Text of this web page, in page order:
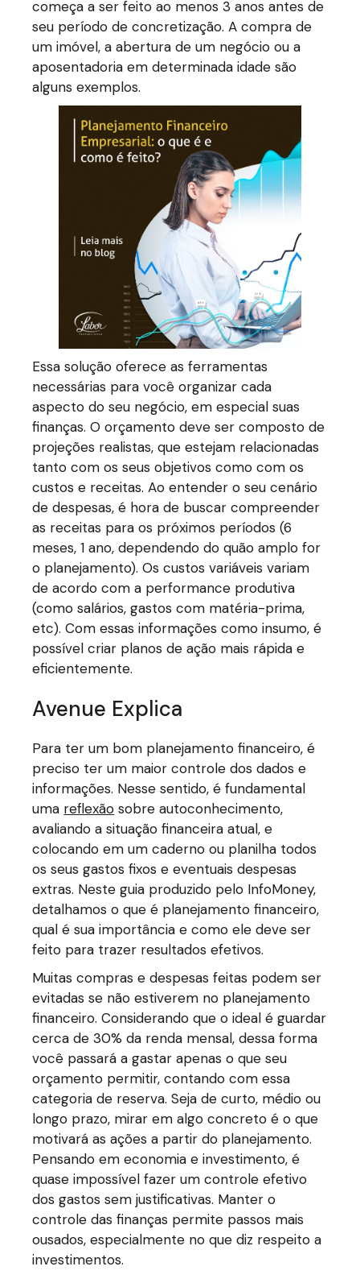
começa a ser feito ao menos 3 anos antes de
seu período de concretização. A compra de
um imóvel, a abertura de um negócio ou a
aposentadoria em determinada idade são
alguns exemplos.
Essa solução oferece as ferramentas
necessárias para você organizar cada
aspecto do seu negócio, em especial suas
finanças. O orçamento deve ser composto de
projeções realistas, que estejam relacionadas
tanto com os seus objetivos como com os
custos e receitas. Ao entender o seu cenário
de despesas, é hora de buscar compreender
as receitas para os próximos períodos (6
meses, 1 ano, dependendo do quão amplo for
o planejamento). Os custos variáveis variam
de acordo com a performance produtiva
(como salários, gastos com matéria-prima,
etc). Com essas informações como insumo, é
possível criar planos de ação mais rápida e
eficientemente.
Avenue Explica
Para ter um bom planejamento financeiro, é
preciso ter um maior controle dos dados e
informações. Nesse sentido, é fundamental
uma reflexão sobre autoconhecimento,
avaliando a situação financeira atual, e
colocando em um caderno ou planilha todos
os seus gastos fixos e eventuais despesas
extras. Neste guia produzido pelo InfoMoney,
detalhamos o que é planejamento financeiro,
qual é sua importância e como ele deve ser
feito para trazer resultados efetivos.
Muitas compras e despesas feitas podem ser
evitadas se não estiverem no planejamento
financeiro. Considerando que o ideal é guardar
cerca de 30% da renda mensal, dessa forma
você passará a gastar apenas o que seu
orçamento permitir, contando com essa
categoria de reserva. Seja de curto, médio ou
longo prazo, mirar em algo concreto é o que
motivará as ações a partir do planejamento.
Pensando em economia e investimento, é
quase impossível fazer um controle efetivo
dos gastos sem justificativas. Manter o
controle das finanças permite passos mais
ousados, especialmente no que diz respeito a
investimentos.